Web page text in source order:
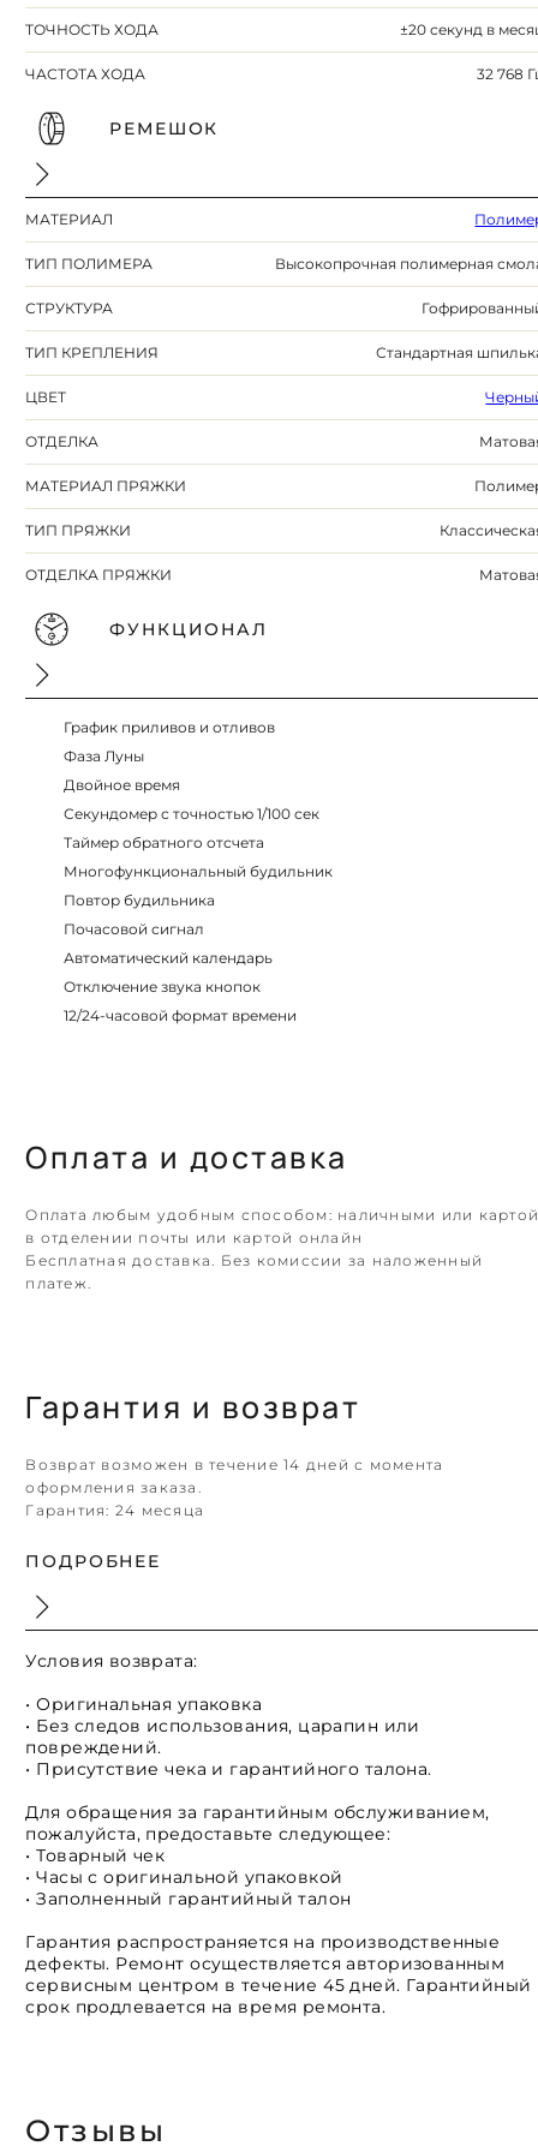
ТОЧНОСТЬ ХОДА ±20 секунд в
ЧАСТОТА ХОДА 32 768
РЕМЕШОК
МАТЕРИАЛ
ТИП ПОЛИМЕРА Высокопрочная полимерная
СТРУКТУРА
ТИП КРЕПЛЕНИЯ Стандартная
ЦВЕТ
ОТДЕЛКА
МАТЕРИАЛ ПРЯЖКИ
ТИП ПРЯЖКИ
ОТДЕЛКА ПРЯЖКИ
ФУНКЦИОНАЛ
График приливов и отливов
Фаза Луны
Двойное время
Секундомер с точностью 1/100 сек
Таймер обратного отсчета
Многофункциональный будильник
Повтор будильника
Почасовой сигнал
Автоматический календарь
Отключение звука кнопок
12/24-часовой формат времени
Оплата и доставка
Оплата любым удобным способом: наличными или
в отделении почты или картой онлайн
Бесплатная доставка. Без комиссии за наложенный
платеж.
Гарантия и возврат
Возврат возможен в течение 14 дней с момента
оформления заказа.
Гарантия: 24 месяца
ПОДРОБНЕЕ
Условия возврата:
• Оригинальная упаковка
• Без следов использования, царапин или
повреждений.
• Присутствие чека и гарантийного талона.
Для обращения за гарантийным обслуживанием,
пожалуйста, предоставьте следующее:
• Товарный чек
• Часы с оригинальной упаковкой
• Заполненный гарантийный талон
Гарантия распространяется на производственные
дефекты. Ремонт осуществляется авторизованным
сервисным центром в течение 45 дней. Гарантийный
срок продлевается на время ремонта.
Отзывы